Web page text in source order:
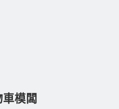
模闆